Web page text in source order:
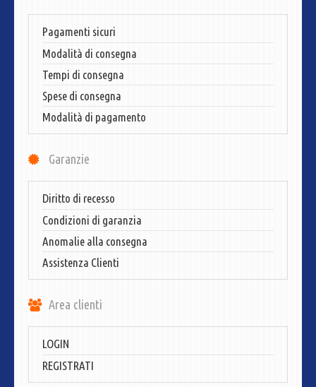
Pagamenti sicuri
Modalità di consegna
Tempi di consegna
Spese di consegna
Modalità di pagamento
Garanzie
Diritto di recesso
Condizioni di garanzia
Anomalie alla consegna
Assistenza Clienti
Area clienti
LOGIN
REGISTRATI